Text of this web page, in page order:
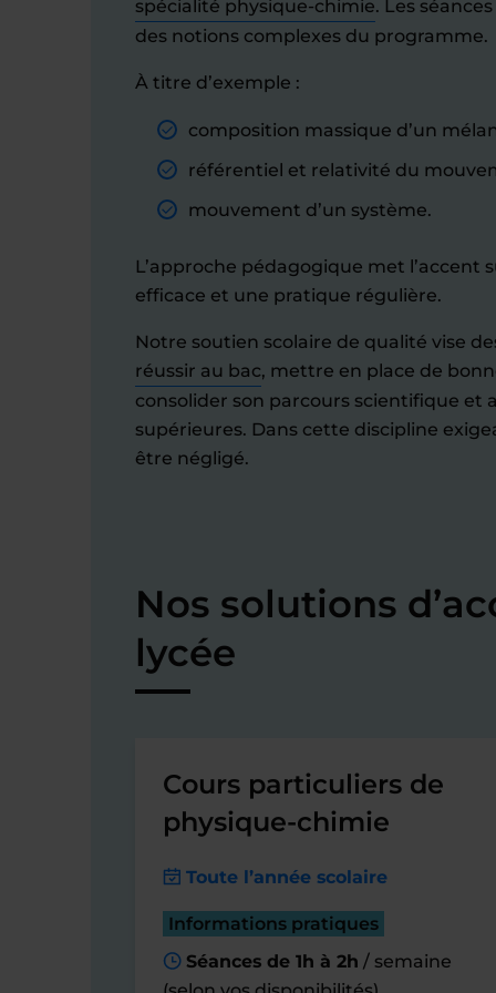
spécialité physique-chimie. Les
des notions complexes du programme.
À titre d’exemple :
composition massique d’un
référentiel et relativité du
mouvement d’un système.
L’approche pédagogique met l’accent
efficace et une pratique régulière.
Notre soutien scolaire de qualité vise
réussir au bac, mettre en place de
consolider son parcours scientifique et
supérieures. Dans cette discipline
être négligé.
Nos solutions
lycée
Cours particuliers de
physique-chimie
Toute l’année scolaire
Informations pratiques
Séances de 1h à 2h / semaine